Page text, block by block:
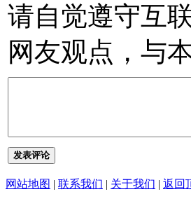
请自觉遵守互
网友观点，与
发表评论
网站地图 | 联系我们 | 关于我们 | 返回